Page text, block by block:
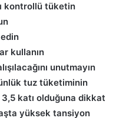
kontrollü tüketin
kullanın
unutmayın
tuz tüketiminin
katı olduğuna dikkat
yüksek tansiyon